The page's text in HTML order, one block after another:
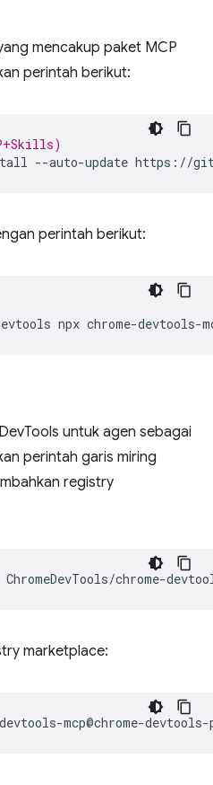
mencakup paket MCP
perintah berikut:
--auto-update
perintah berikut:
npx
untuk agen sebagai
perintah garis miring
registry
marketplace: